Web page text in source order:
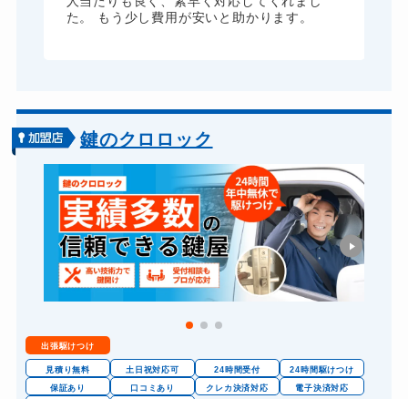
た。 もう少し費用が安いと助かります。
鍵のクロロック
出張駆けつけ
見積り無料 土日祝対応可 24時間受付
24時間駆けつけ
保証あり
口コミあり クレカ決済対応
電子決済対応